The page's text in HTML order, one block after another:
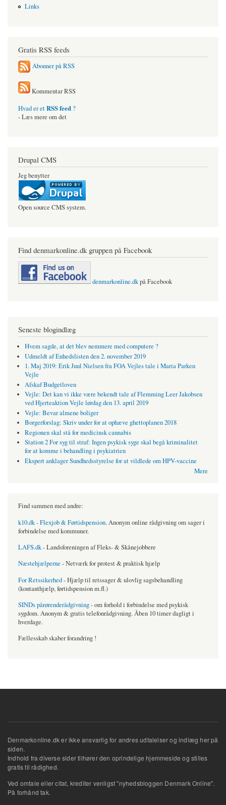
Links
Gratis RSS feeds
Abonner på RSS
Kommentar RSS
Hvad er etRSS feed ?
- Læs mere om det
Drupal CMS
Jeg benytter
Open source CMS system.
Find denmarkonline.dk gruppen på Facebook
denmarkonline.dkpå Facebook
Seneste blogindlæg
Hvem sagde, at det blev nemmere med computere ?
Udmeldt af Enhedslisten den 2. november 2019
1. Maj 2019: Erik Juul Nielsen fra FOA Vejles tale i Maria Parken
Vejle
Afskaf Budgetloven
Vejle: Det kan vi ikke være bekendt tale af Flemming Leer Jakobsen
ved Hjerteaktion Vejle lørdag den 13. april 2019
Vejle: Bevar almene boliger
Borgerforslag: Skriv under for at ophæve ghettoplanen 2018
Regionen skal stå for medicinsk cannabis
Station 2 For syg til straf: Ingen psykisk syge skal begå kriminalitet
for at komme i behandling i psykiatrien
Ekspert anklager Sundhedsstyrelse for at vildlede om HPV-vaccine
Mere
Find sammen med andre:
k10.dk - Flexjob & Førtidspension. Anonym online rådgivning om sager i
forbindelse med kommuner.
LAFS.dk- Landsforeningen af Fleks- & Skånejobbere
Næstehjælperne - Netværk for protest & praktisk hjælp
For Retssikerhed- Hjælp til retssager & ulovlig sagsbehandling
(kontanthjælp, førtidspension m.fl.)
SINDs pårørenderådgivning- om forhold i forbindelse med psykisk
sygdom. Anonym & gratis telefonrådgivning. Åben 10 timer dagligt i
hverdage.
Fællesskab skaber forandring !
Denmarkonline.dk er ikke ansvarlig for andres udtalelser og indlæg her på
siden.
Indhold fra diverse sider tilhører den oprindelige hjemmeside og stilles
gratis til rådighed.
Ved omtale eller citat, krediter venligst "nyhedsbloggen Denmark Online".
På forhånd tak.